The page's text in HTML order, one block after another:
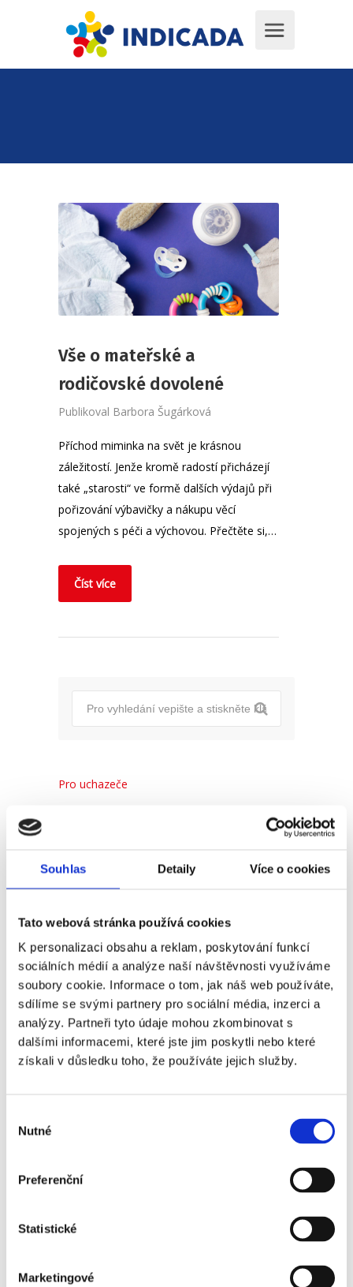
Souhlas Detaily Více o cookies
Tato webová stránka používá cookies
K personalizaci obsahu a reklam, poskytování funkcí
sociálních médií a analýze naší návštěvnosti využíváme
soubory cookie. Informace o tom, jak náš web používáte,
sdílíme se svými partnery pro sociální média, inzerci a
analýzy. Partneři tyto údaje mohou zkombinovat s
dalšími informacemi, které jste jim poskytli nebo které
získali v důsledku toho, že používáte jejich služby.
souhlasu
Nutné
Preferenční
Statistické
Marketingové
Vše o mateřské a
rodičovské dovolené
Publikoval Barbora Šugárková
Příchod miminka na svět je krásnou
záležitostí. Jenže kromě radostí přicházejí
také „starosti“ ve formě dalších výdajů při
pořizování výbavičky a nákupu věcí
spojených s péči a výchovou. Přečtěte si,…
Číst více
Pro uchazeče
Recent Popular Comments
(Ne)komunikace se
zaměstnavatelem
18. 9. 2025